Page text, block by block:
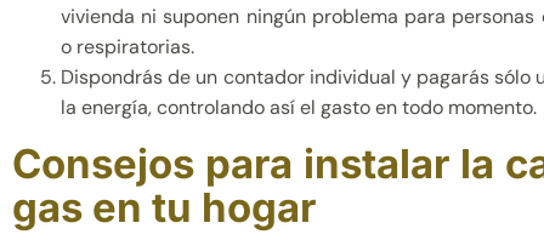
vivienda ni suponen ningún problema para
o respiratorias.
Dispondrás de un contador individual y pagarás sólo
la energía, controlando así el gasto en todo momento.
Consejos para instalar la
gas en tu hogar